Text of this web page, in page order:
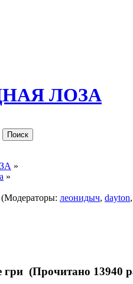
»
»
(Модераторы: леонидыч, dayton,
гри (Прочитано 13940